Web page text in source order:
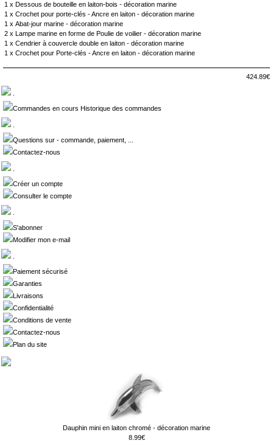
1 x Dessous de bouteille en laiton-bois - décoration marine
1 x Crochet pour porte-clés - Ancre en laiton - décoration marine
1 x Abat-jour marine - décoration marine
2 x
Lampe marine en forme de Poulie de voilier - décoration marine
1 x Cendrier à couvercle double en laiton - décoration marine
1 x Crochet pour Porte-clés - Ancre en laiton - décoration marine
424.89€
Commandes en cours Historique des commandes
Questions sur - commande, paiement, ...
Contactez-nous
Créer un compte
Consulter le compte
S'abonner
Modifier mon e-mail
Paiement sécurisé
Garanties
Livraisons
Confidentialité
Conditions de vente
Contactez-nous
Plan du site
Dauphin mini en laiton chromé - décoration marine
8.99€